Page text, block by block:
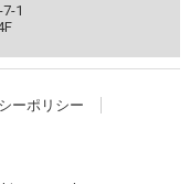
1
ーポリシー